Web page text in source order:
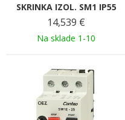
SKRINKA IZOL. SM1 IP55
14,539 €
Na sklade 1-10